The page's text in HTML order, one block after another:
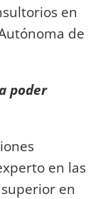
en
de
poder
en las
en